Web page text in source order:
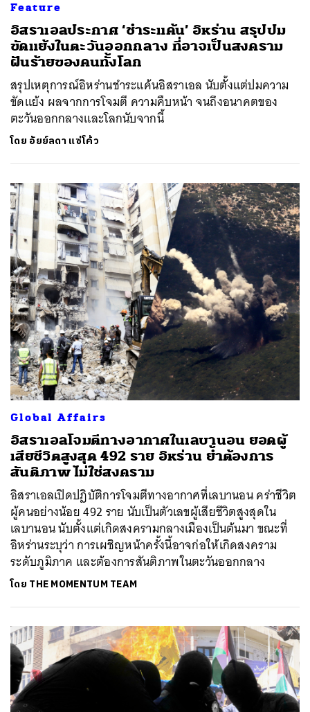
Feature
อิสราเอลประกาศ ‘ชำระแค้น’ อิหร่าน สรุปปม
ขัดแย้งในตะวันออกกลาง ที่อาจเป็นสงคราม
ฝันร้ายของคนทั้งโลก
สรุปเหตุการณ์อิหร่านชำระแค้นอิสราเอล นับตั้งแต่ปมความ
ขัดแย้ง ผลจากการโจมตี ความคืบหน้า จนถึงอนาคตของ
ตะวันออกกลางและโลกนับจากนี้
โดย อัยย์ลดา แซ่โค้ว
Global Affairs
อิสราเอลโจมตีทางอากาศในเลบานอน ยอดผู้
เสียชีวิตสูงสุด 492 ราย อิหร่าน ย้ำต้องการ
สันติภาพ ไม่ใช่สงคราม
อิสราเอลเปิดปฏิบัติการโจมตีทางอากาศที่เลบานอน คร่าชีวิต
ผู้คนอย่างน้อย 492 ราย นับเป็นตัวเลขผู้เสียชีวิตสูงสุดใน
เลบานอน นับตั้งแต่เกิดสงครามกลางเมืองเป็นต้นมา ขณะที่
อิหร่านระบุว่า การเผชิญหน้าครั้งนี้อาจก่อให้เกิดสงคราม
ระดับภูมิภาค และต้องการสันติภาพในตะวันออกกลาง
โดย THE MOMENTUM TEAM